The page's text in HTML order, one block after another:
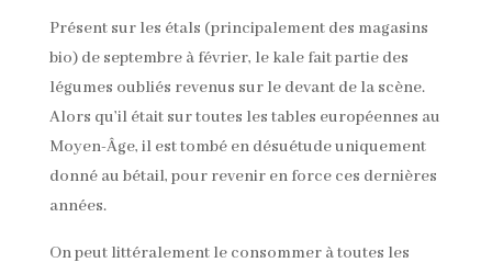
Présent sur les étals (principalement des magasins
bio) de septembre à février, le kale fait partie des
légumes oubliés revenus sur le devant de la scène.
Alors qu’il était sur toutes les tables européennes au
Moyen-Âge, il est tombé en désuétude uniquement
donné au bétail, pour revenir en force ces dernières
années.
On peut littéralement le consommer à toutes les